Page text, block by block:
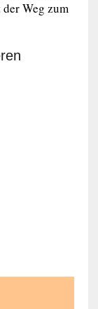
Weg zum